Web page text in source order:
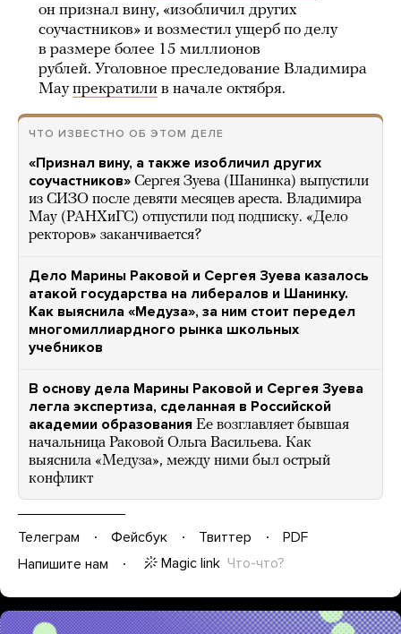
он признал вину, «изобличил других
соучастников» и возместил ущерб по делу
в размере более 15 миллионов
рублей. Уголовное преследование Владимира
Маупрекратили в начале октября.
ЧТО ИЗВЕСТНО ОБ ЭТОМ ДЕЛЕ
«Признал вину, а также изобличил других
соучастников» Сергея Зуева (Шанинка) выпустили
из СИЗО после девяти месяцев ареста. Владимира
Мау (РАНХиГС) отпустили под подписку. «Дело
ректоров» заканчивается?
Дело Марины Раковой и Сергея Зуева казалось
атакой государства на либералов и Шанинку.
Как выяснила «Медуза», за ним стоит передел
многомиллиардного рынка школьных
учебников
В основу дела Марины Раковой и Сергея Зуева
легла экспертиза, сделанная в Российской
академии образования Ее возглавляет бывшая
начальница Раковой Ольга Васильева. Как
выяснила «Медуза», между ними был острый
конфликт
Телеграм Фейсбук Твиттер
PDF
Напишите нам
Magic link Что-что?